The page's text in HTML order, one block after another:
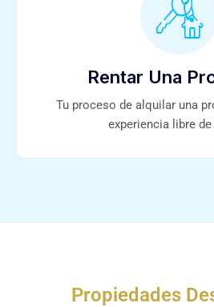
Rentar Una
Tu proceso de alquilar una
experiencia libre
Propiedades